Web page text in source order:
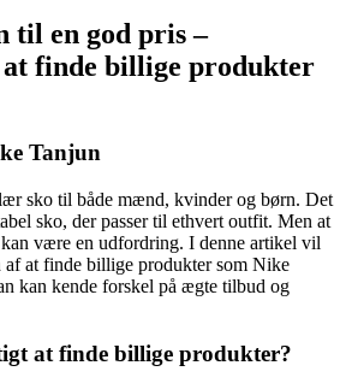
til en god pris –
finde billige produkter
Tanjun
sko til både mænd, kvinder og børn. Det
sko, der passer til ethvert outfit. Men at
være en udfordring. I denne artikel vil
at finde billige produkter som Nike
kan kende forskel på ægte tilbud og
at finde billige produkter?